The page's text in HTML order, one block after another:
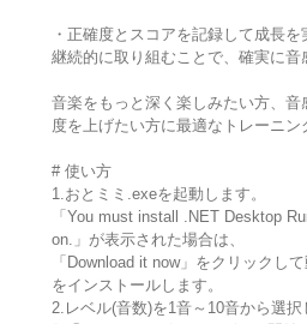
・正確度とスコアを記録して成長を
継続的に取り組むことで、確実に音
音楽をもっと深く楽しみたい方、
度を上げたい方に最適なトレーニン
# 使い方
1.おとミミ.exeを起動します。
「You must install .NET Desktop
on.」が表示された場合は、
「Download it now」をクリックし
をインストールします。
2.レベル(音数)を1音～10音から選択